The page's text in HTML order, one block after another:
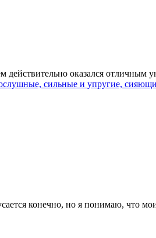
действительно оказался отличным
сильные и упругие,
конечно, но я понимаю, что